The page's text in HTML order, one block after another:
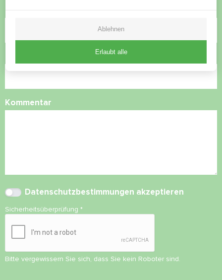
Kommentar
Datenschutzbestimmungen akzeptieren
Sicherheitsüberprüfung *
Bitte vergewissern Sie sich, dass Sie kein Roboter sind.
Ablehnen
Erlaubt alle